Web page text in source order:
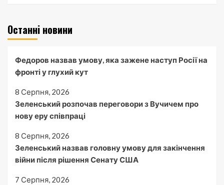
Останні новини
Федоров назвав умову, яка зажене наступ Росії на
фронті у глухий кут
8 Серпня, 2026
Зеленський розпочав переговори з Вучичем про
нову еру співпраці
8 Серпня, 2026
Зеленський назвав головну умову для закінчення
війни після рішення Сенату США
7 Серпня, 2026